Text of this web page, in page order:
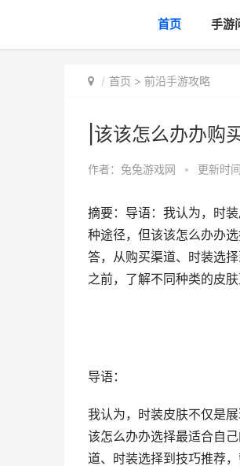
首页 手游
首页 > 前沿手游攻略
|该该怎么办办购
作者： 兔兔游戏网 • 更新时
摘要：导语：我认为，时
种途径，但该该怎么办办
答，从购买渠道、时装选
之前，了解不同种类的皮
导语：
我认为，时装皮肤不仅是
该怎么办办选择最适合自
道、时装选择到技巧推荐